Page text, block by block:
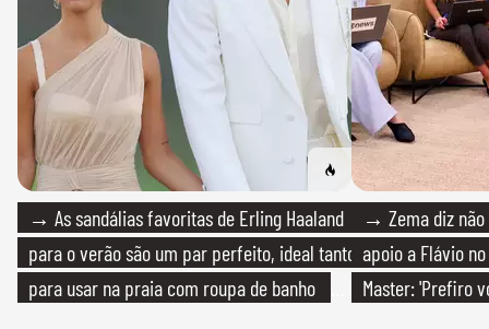
→ As sandálias favoritas de Erling Haaland
para o verão são um par perfeito, ideal tanto
para usar na praia com roupa de banho
→ Zema diz
apoio a Flávio
Master: 'Prefiro